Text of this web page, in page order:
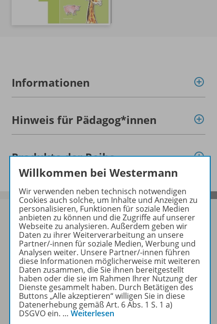
Informationen
Hinweis für Pädagog*innen
Produkte der Reihe
Sofort profitieren
Zum Newsletter anmelden
Folgen Sie uns auf Social Media
Willkommen bei Westermann
Wir verwenden neben technisch notwendigen
Cookies auch solche, um Inhalte und Anzeigen zu
personalisieren, Funktionen für soziale Medien
anbieten zu können und die Zugriffe auf unserer
Webseite zu analysieren. Außerdem geben wir
Daten zu ihrer Weiterverarbeitung an unsere
Partner/-innen für soziale Medien, Werbung und
Analysen weiter. Unsere Partner/-innen führen
diese Informationen möglicherweise mit weiteren
Daten zusammen, die Sie ihnen bereitgestellt
haben oder die sie im Rahmen Ihrer Nutzung der
Dienste gesammelt haben. Durch Betätigen des
Buttons „Alle akzeptieren“ willigen Sie in diese
Datenerhebung gemäß Art. 6 Abs. 1 S. 1 a)
DSGVO ein. … Weiterlesen